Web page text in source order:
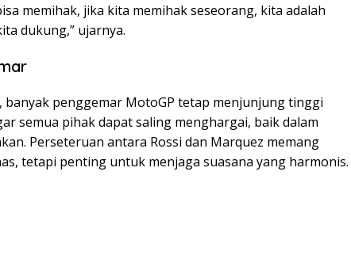
memihak, jika kita memihak seseorang, kita adalah
dukung,” ujarnya.
banyak penggemar MotoGP tetap menjunjung tinggi
semua pihak dapat saling menghargai, baik dalam
Perseteruan antara Rossi dan Marquez memang
tetapi penting untuk menjaga suasana yang harmonis.